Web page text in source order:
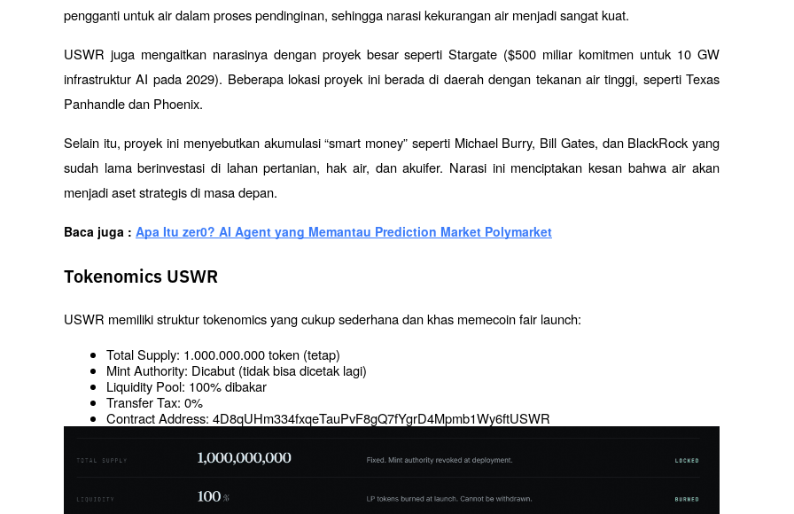
pengganti untuk air dalam proses pendinginan, sehingga narasi kekurangan air menjadi sangat kuat.
USWR juga mengaitkan narasinya dengan proyek besar seperti Stargate ($500 miliar komitmen untuk 10 GW
infrastruktur AI pada 2029). Beberapa lokasi proyek ini berada di daerah dengan tekanan air tinggi, seperti Texas
Panhandle dan Phoenix.
Selain itu, proyek ini menyebutkan akumulasi “smart money” seperti Michael Burry, Bill Gates, dan BlackRock yang
sudah lama berinvestasi di lahan pertanian, hak air, dan akuifer. Narasi ini menciptakan kesan bahwa air akan
menjadi aset strategis di masa depan.
Baca juga : Apa Itu zer0? AI Agent yang Memantau Prediction Market Polymarket
Tokenomics USWR
USWR memiliki struktur tokenomics yang cukup sederhana dan khas memecoin fair launch:
Total Supply: 1.000.000.000 token (tetap)
Mint Authority: Dicabut (tidak bisa dicetak lagi)
Liquidity Pool: 100% dibakar
Transfer Tax: 0%
Contract Address: 4D8qUHm334fxqeTauPvF8gQ7fYgrD4Mpmb1Wy6ftUSWR